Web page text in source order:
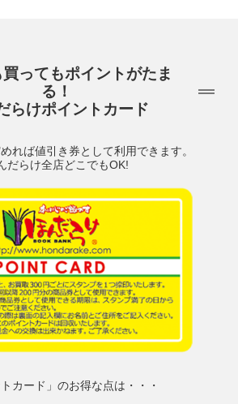
ってもポイントがたま
る！
らけポイントカード
れば値引き券として利用できます。
だらけ全店どこでもOK!
カード」のお得な点は・・・